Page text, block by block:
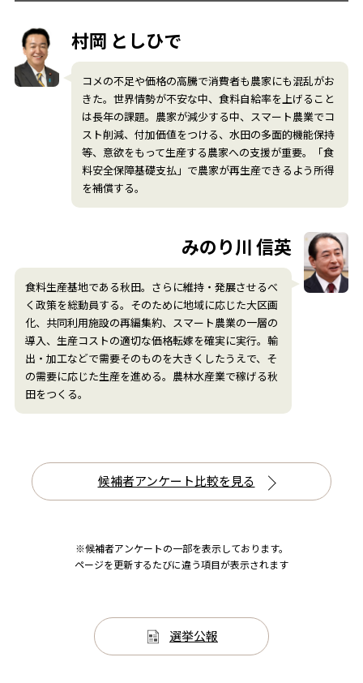
村岡 としひで
コメの不足や価格の高騰で消費者も農家にも混乱がお
きた。世界情勢が不安な中、食料自給率を上げること
は長年の課題。農家が減少する中、スマート農業でコ
スト削減、付加価値をつける、水田の多面的機能保持
等、意欲をもって生産する農家への支援が重要。「食
料安全保障基礎支払」で農家が再生産できるよう所得
を補償する。
みのり川 信英
食料生産基地である秋田。さらに維持・発展させるべ
く政策を総動員する。そのために地域に応じた大区画
化、共同利用施設の再編集約、スマート農業の一層の
導入、生産コストの適切な価格転嫁を確実に実行。輸
出・加工などで需要そのものを大きくしたうえで、そ
の需要に応じた生産を進める。農林水産業で稼げる秋
田をつくる。
候補者アンケート比較を見る
※候補者アンケートの一部を表示しております。
ページを更新するたびに違う項目が表示されます
選挙公報